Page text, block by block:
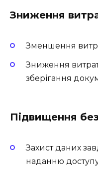
Зниження
Зменшення
Зниження
зберігання
Підвищення
Захист даних
наданню